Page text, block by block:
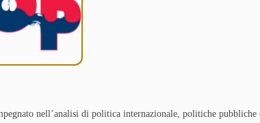
nell’analisi di politica internazionale, politiche pubbliche